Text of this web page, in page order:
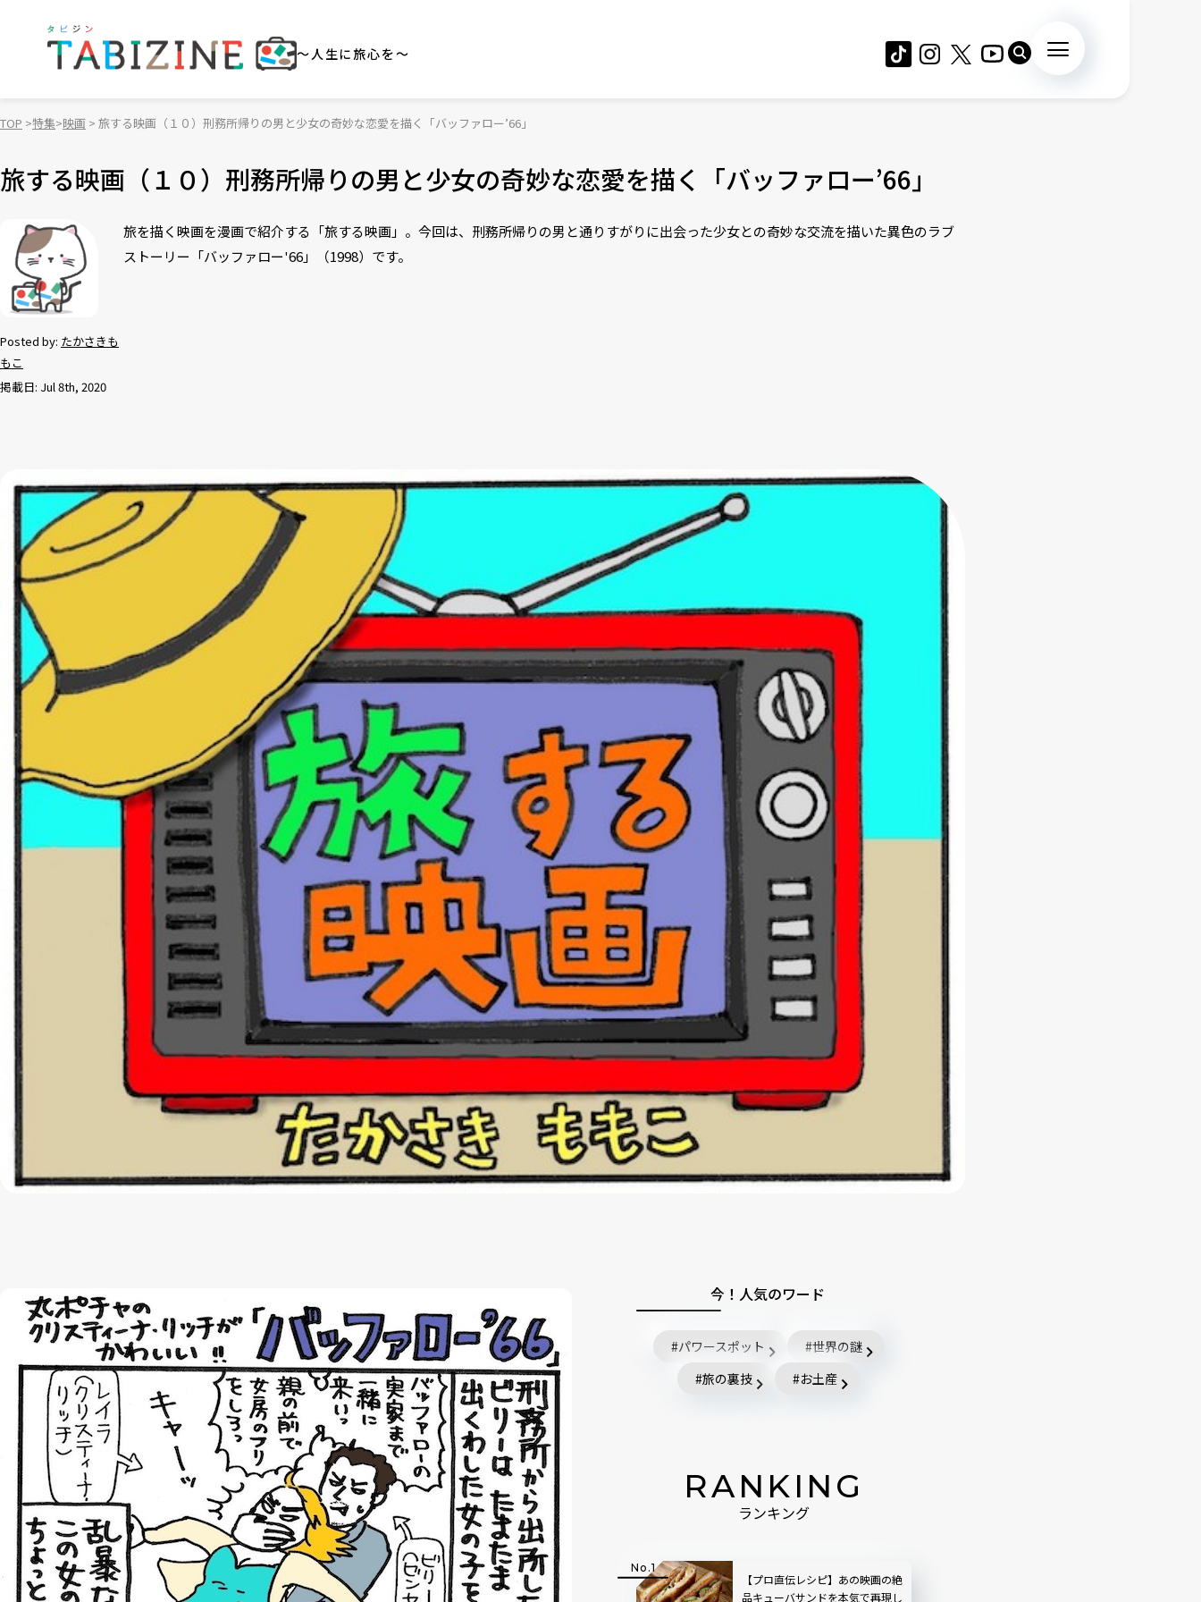
～人生に旅心を～
TOP 特集 映画 旅する映画（１０）刑務所帰りの男と少女の奇妙な恋愛を描く「バッファロー’66」
旅する映画（１０）刑務所帰りの男と少女の奇妙な恋愛を描く「バッファロー’66」
Posted by: たかさきも
もこ
掲載日: Jul 8th, 2020
旅を描く映画を漫画で紹介する「旅する映画」。今回は、刑務所帰りの男と通りすがりに出会った少女との奇妙な交流を描いた異色のラブ
ストーリー「バッファロー'66」（1998）です。
今！人気のワード
パワースポット
世界の謎
旅の裏技
お土産
RANKING
ランキング
【プロ直伝レシピ】あの映画の絶
品キューバサンドを本気で再現し